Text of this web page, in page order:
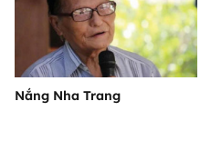
Nắng Nha Trang